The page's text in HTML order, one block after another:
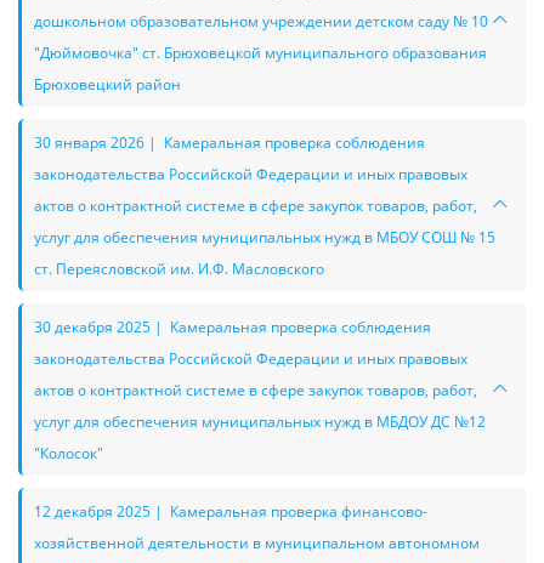
дошкольном образовательном учреждении детском саду № 10
"Дюймовочка" ст. Брюховецкой муниципального образования
Брюховецкий район
30 января 2026 | Камеральная проверка соблюдения
законодательства Российской Федерации и иных правовых
актов о контрактной системе в сфере закупок товаров, работ,
услуг для обеспечения муниципальных нужд в МБОУ СОШ № 15
ст. Переясловской им. И.Ф. Масловского
30 декабря 2025 | Камеральная проверка соблюдения
законодательства Российской Федерации и иных правовых
актов о контрактной системе в сфере закупок товаров, работ,
услуг для обеспечения муниципальных нужд в МБДОУ ДС №12
"Колосок"
12 декабря 2025 | Камеральная проверка финансово-
хозяйственной деятельности в муниципальном автономном